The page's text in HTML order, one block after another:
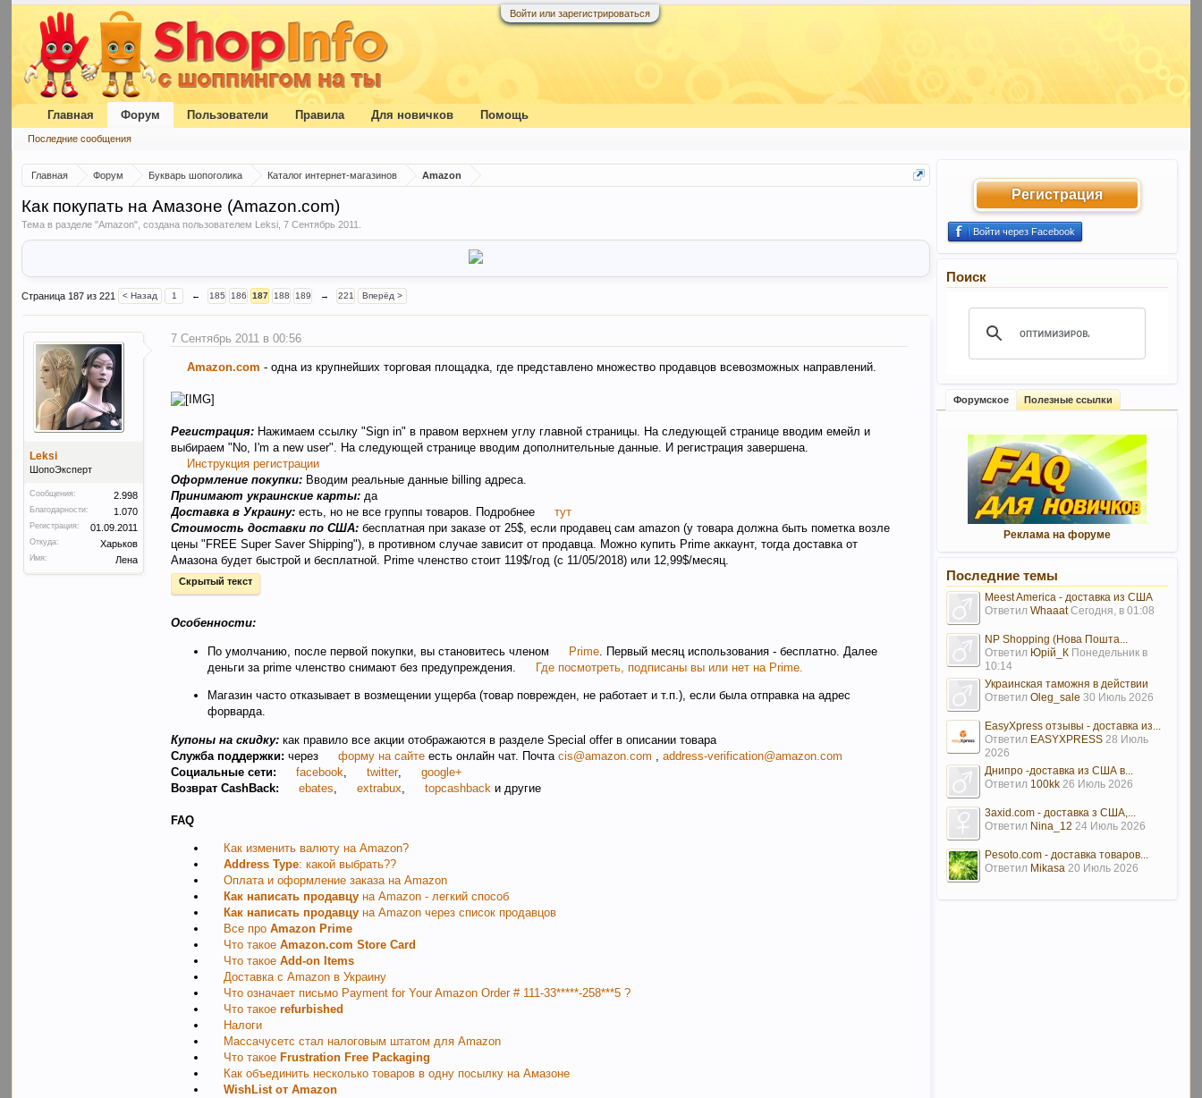
Войти или зарегистрироваться
Главная Форум Букварь шопоголика Каталог интернет-магазинов Amazon
Как покупать на Амазоне (Amazon.com)
Тема в разделе "Amazon", создана пользователем Leksi ,7 Сентябрь 2011
Страница 187 из 221 < Назад 1 ← 185 186 187 188 189 → 221 Вперёд >
Leksi
ШопоЭксперт
Сообщения: 2.998
Благодарности: 1.070
Регистрация: 01.09.2011
Откуда: Харьков
Имя: Лена
7 Сентябрь 2011 в 00:56
Amazon.com - одна из крупнейших торговая площадка, где представлено множество продавцов всевозможных направлений.
Регистрация: Нажимаем ссылку "Sign in" в правом верхнем углу главной страницы. На следующей странице вводим емейл и
выбираем "No, I'm a new user". На следующей странице вводим дополнительные данные. И регистрация завершена.
Инструкция регистрации
Оформление покупки: Вводим реальные данные billing адреса.
Принимают украинские карты: да
Доставка в Украину: есть, но не все группы товаров. Подробнее
тут
Стоимость доставки по США: бесплатная при заказе от 25$, если продавец сам amazon (у товара должна быть пометка возле
цены "FREE Super Saver Shipping"), в противном случае зависит от продавца. Можно купить Prime аккаунт, тогда доставка от
Амазона будет быстрой и бесплатной. Prime членство стоит 119$/год (c 11/05/2018) или 12,99$/месяц.
Скрытый текст
Особенности:
По умолчанию, после первой покупки, вы становитесь членом Prime. Первый месяц использования - бесплатно. Далее
деньги за prime членство снимают без предупреждения.
Где посмотреть, подписаны вы или нет на Prime.
Магазин часто отказывает в возмещении ущерба (товар поврежден, не работает и т.п.), если была отправка на адрес
форварда.
Купоны на скидку: как правило все акции отображаются в разделе Special offer в описании товара
Служба поддержки: через форму на сайте есть онлайн чат. Почтаcis@amazon.com ,address-verification@amazon.com
Социальные сети:
facebook twitter,
google+
Возврат CashBack:
ebates extrabux topcashback и другие
FAQ
Как изменить валюту на Amazon?
Address Type: какой выбрать??
Оплата и оформление заказа на Amazon
Как написать продавцуна Amazon - легкий способ
Как написать продавцуна Amazon через список продавцов
Все про Amazon Prime
Что такое Amazon.com Store Card
Что такое Add-on Items
Доставка с Amazon в Украину
Что означает письмо Payment for Your Amazon Order # 111-33*****-258***5 ?
Что такое refurbished
Налоги
Массачусетс стал налоговым штатом для Amazon
Что такое Frustration Free Packaging
Как объединить несколько товаров в одну посылку на Амазоне
WishList от Amazon
Регистрация
Войти через Facebook
Поиск
Форумское Полезные ссылки
Реклама на форуме
Последние темы
Meest America - доставка из США
Ответил Whaaat Сегодня, в 01:08
NP Shopping (Нова Пошта...
Ответил Юрій_К Понедельник в
10:14
Украинская таможня в действии
Ответил Oleg_sale 30 Июль 2026
EasyXpress отзывы - доставка из...
Ответил EASYXPRESS 28 Июль
2026
Днипро -доставка из США в...
Ответил 100kk 26 Июль 2026
3axid.com - доставка з США,...
Ответил Nina_12 24 Июль 2026
Pesoto.com - доставка товаров...
Ответил Mikasa 20 Июль 2026
Главная Форум
Последние сообщения
Пользователи Правила Для новичков Помощь